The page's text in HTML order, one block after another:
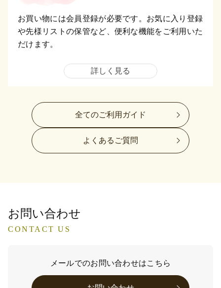
お買い物には会員登録が必要です。お気に入り登録
や先様リストの保管など、便利な機能をご利用いた
だけます。
詳しく見る
全てのご利用ガイド
よくあるご質問
お問い合わせ
CONTACT US
メールでのお問い合わせはこちら